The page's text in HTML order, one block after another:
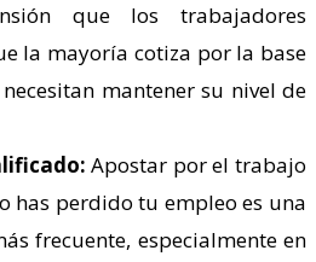
que los trabajadores
la mayoría cotiza por la base
mantener su nivel de
Apostar por el trabajo
has perdido tu empleo es una
frecuente, especialmente en